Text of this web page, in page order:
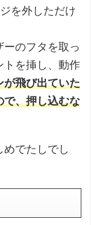
を外しただけ
のフタを取っ
トを挿し、動作
が飛び出ていた
で、押し込むな
でたしでし